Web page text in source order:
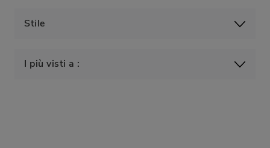
Stile
I più visti a :